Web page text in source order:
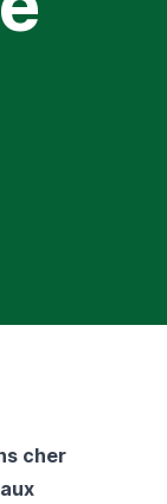
cher